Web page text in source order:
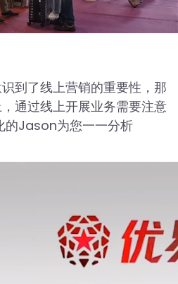
到了线上营销的重要性，那
通过线上开展业务需要注意
的Jason为您一一分析